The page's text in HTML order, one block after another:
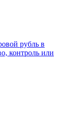
рубль в
контроль или